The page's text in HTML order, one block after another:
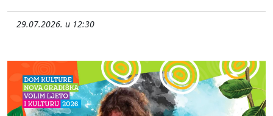
29.07.2026. u 12:30